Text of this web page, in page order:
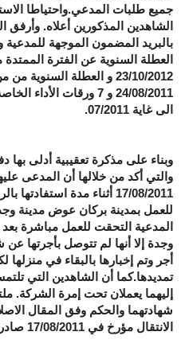
جميع طلبات المدعي.واحتياطا
الشاهدين المذكورين أعلاه. وأرفق
بالبريد المضمون الموجهة
الى غاية 07/2011.
والتي أكد من خلالها أن المدعى
17/08/2011 أثناء مدة
للعمل بمدينة بركان عوض مدينة
المدعية التحقت للعمل مباشرة بعد
أجر وتم إخبارها بالبقاء في منزلها
تمديدها.كما أن الشاهدين التي
إليهما يعملان تحت إمرة الشركة.
شهادتهما والحكم وفق المقال
الانتقال مؤرخ في 17/08/2011 صادر عن الشركة المدعى عليها.